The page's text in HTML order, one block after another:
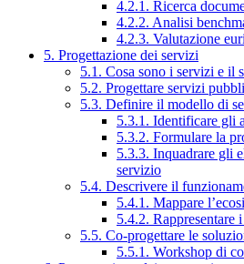
4.2.1. Ricerca
4.2.2. Analisi
4.2.3. Valutazione
5. Progettazione dei servizi
5.1. Cosa sono i servizi e il
5.2. Progettare servizi
5.3. Definire il modello di
5.3.1. Identificare gli
5.3.2. Formulare la
5.3.3. Inquadrare gli
servizio
5.4. Descrivere il
5.4.1. Mappare
5.4.2. Rappresentare
5.5. Co-progettare le
5.5.1. Workshop di